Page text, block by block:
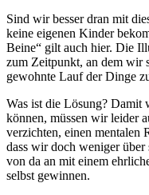
Sind wir besser dran mit
keine eigenen Kinder
Beine“ gilt auch hier. Die
zum Zeitpunkt, an dem wir
gewohnte Lauf der Dinge
Was ist die Lösung? Damit
können, müssen wir leider
verzichten, einen mentalen
dass wir doch weniger über
von da an mit einem
selbst gewinnen.